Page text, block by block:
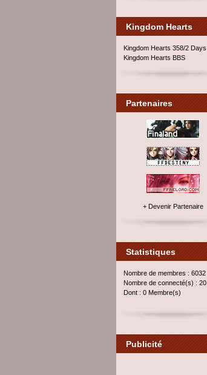
Kingdom Hearts
Kingdom Hearts 358/2 Days
Kingdom Hearts BBS
Partenaires
+ Devenir Partenaire
Statistiques
Nombre de membres : 6032
Nombre de connecté(s) : 20
Dont : 0 Membre(s)
Publicité